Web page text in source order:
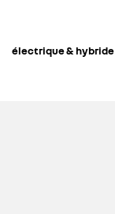
électrique & hybride